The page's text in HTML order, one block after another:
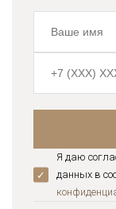
Я даю
данных в